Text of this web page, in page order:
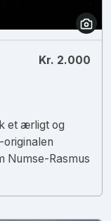
Kr. 2.000
et ærligt og
Numse-Rasmus